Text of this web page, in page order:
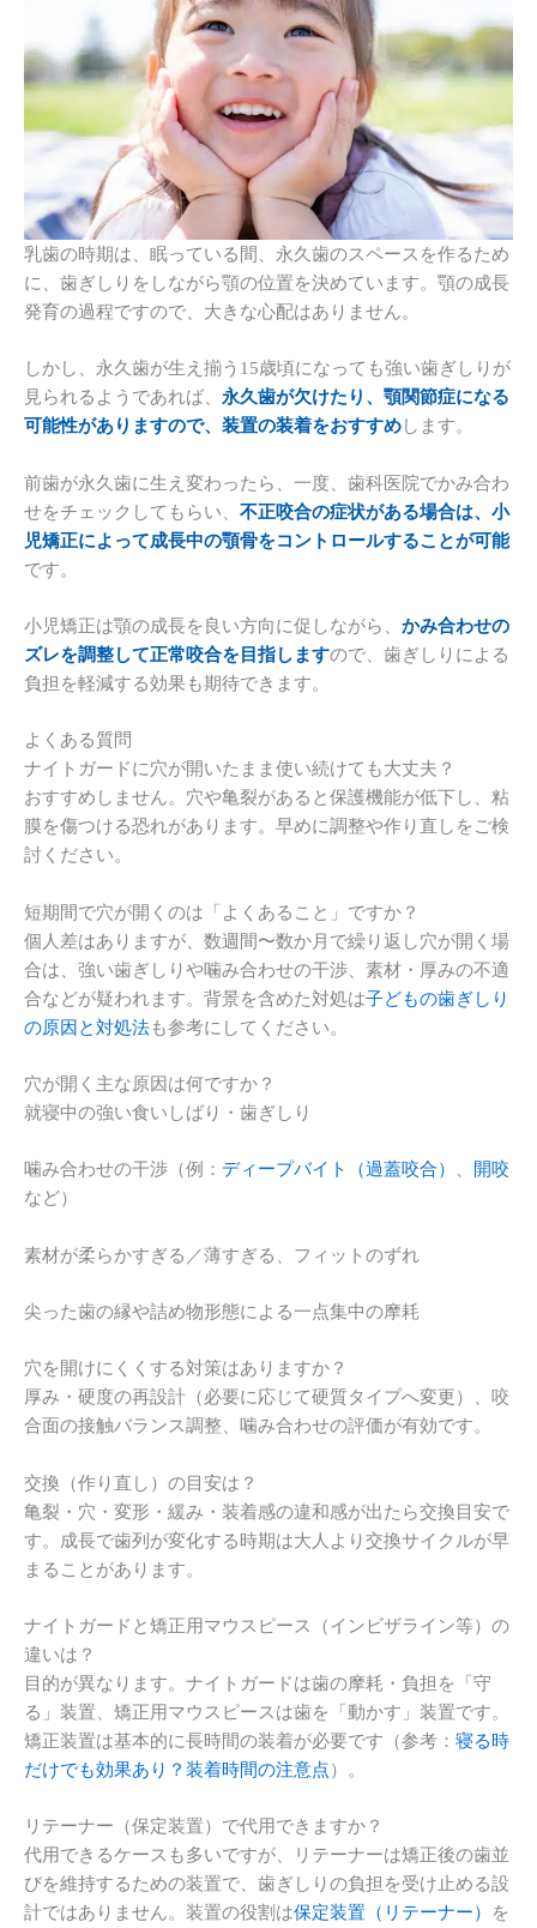
乳歯の時期は、眠っている間、永久歯のスペースを作るため
に、歯ぎしりをしながら顎の位置を決めています。顎の成長
発育の過程ですので、大きな心配はありません。
しかし、永久歯が生え揃う15歳頃になっても強い歯ぎしりが
見られるようであれば、 永久歯が欠けたり、顎関節症になる
可能性がありますので、装置の装着をおすすめします。
前歯が永久歯に生え変わったら、一度、歯科医院でかみ合わ
せをチェックしてもらい、 不正咬合の症状がある場合は、小
児矯正によって成長中の顎骨をコントロールすることが可能
です。
小児矯正は顎の成長を良い方向に促しながら、 かみ合わせの
ズレを調整して正常咬合を目指しますので、歯ぎしりによる
負担を軽減する効果も期待できます。
よくある質問
ナイトガードに穴が開いたまま使い続けても大丈夫？
おすすめしません。穴や亀裂があると保護機能が低下し、粘
膜を傷つける恐れがあります。早めに調整や作り直しをご検
討ください。
短期間で穴が開くのは「よくあること」ですか？
個人差はありますが、数週間〜数か月で繰り返し穴が開く場
合は、強い歯ぎしりや噛み合わせの干渉、素材・厚みの不適
合などが疑われます。背景を含めた対処は子どもの歯ぎしり
の原因と対処法も参考にしてください。
穴が開く主な原因は何ですか？
就寝中の強い食いしばり・歯ぎしり
噛み合わせの干渉（例： ディープバイト（過蓋咬合） 、
開咬
など）
素材が柔らかすぎる／薄すぎる、フィットのずれ
尖った歯の縁や詰め物形態による一点集中の摩耗
穴を開けにくくする対策はありますか？
厚み・硬度の再設計（必要に応じて硬質タイプへ変更）、咬
合面の接触バランス調整、噛み合わせの評価が有効です。
交換（作り直し）の目安は？
亀裂・穴・変形・緩み・装着感の違和感が出たら交換目安で
す。成長で歯列が変化する時期は大人より交換サイクルが早
まることがあります。
ナイトガードと矯正用マウスピース（インビザライン等）の
違いは？
目的が異なります。ナイトガードは歯の摩耗・負担を「守
る」装置、矯正用マウスピースは歯を「動かす」装置です。
矯正装置は基本的に長時間の装着が必要です（参考： 寝る時
だけでも効果あり？装着時間の注意点）。
リテーナー（保定装置）で代用できますか？
代用できるケースも多いですが、リテーナーは矯正後の歯並
びを維持するための装置で、歯ぎしりの負担を受け止める設
計ではありません。装置の役割は保定装置（リテーナー）
を